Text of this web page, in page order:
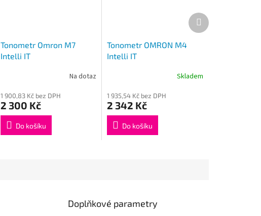
Tonometr Omron M7
Intelli IT
Na dotaz
1 900,83 Kč bez DPH
2 300 Kč
Do košíku
Tonometr OMRON M4
Intelli IT
Skladem
1 935,54 Kč bez DPH
2 342 Kč
Do košíku
Další
produkt
Doplňkové parametry